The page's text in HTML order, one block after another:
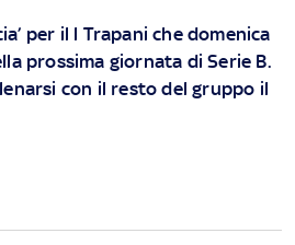
per il l Trapani che domenica
prossima giornata di Serie B.
con il resto del gruppo il